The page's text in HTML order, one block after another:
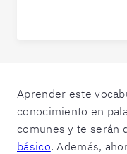
Aprender este
conocimiento en
comunes y te serán
básico. Además,